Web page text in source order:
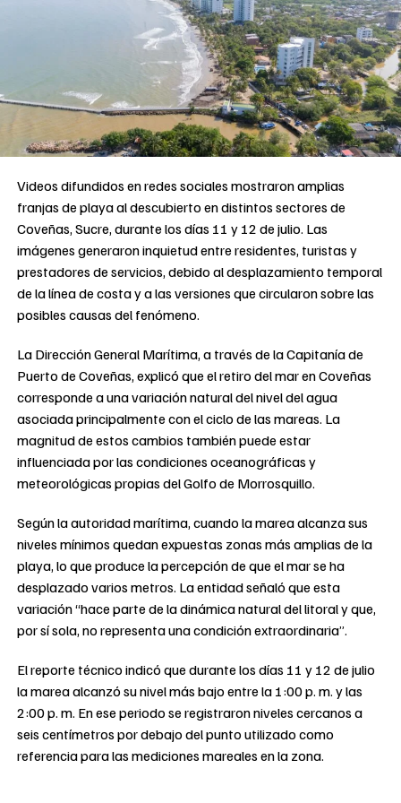
Videos difundidos en redes sociales mostraron amplias
franjas de playa al descubierto en distintos sectores de
Coveñas, Sucre, durante los días 11 y 12 de julio. Las
imágenes generaron inquietud entre residentes, turistas y
prestadores de servicios, debido al desplazamiento temporal
de la línea de costa y a las versiones que circularon sobre las
posibles causas del fenómeno.
La Dirección General Marítima, a través de la Capitanía de
Puerto de Coveñas, explicó que el retiro del mar en Coveñas
corresponde a una variación natural del nivel del agua
asociada principalmente con el ciclo de las mareas. La
magnitud de estos cambios también puede estar
influenciada por las condiciones oceanográficas y
meteorológicas propias del Golfo de Morrosquillo.
Según la autoridad marítima, cuando la marea alcanza sus
niveles mínimos quedan expuestas zonas más amplias de la
playa, lo que produce la percepción de que el mar se ha
desplazado varios metros. La entidad señaló que esta
variación “hace parte de la dinámica natural del litoral y que,
por sí sola, no representa una condición extraordinaria”.
El reporte técnico indicó que durante los días 11 y 12 de julio
la marea alcanzó su nivel más bajo entre la 1:00 p. m. y las
2:00 p. m. En ese periodo se registraron niveles cercanos a
seis centímetros por debajo del punto utilizado como
referencia para las mediciones mareales en la zona.